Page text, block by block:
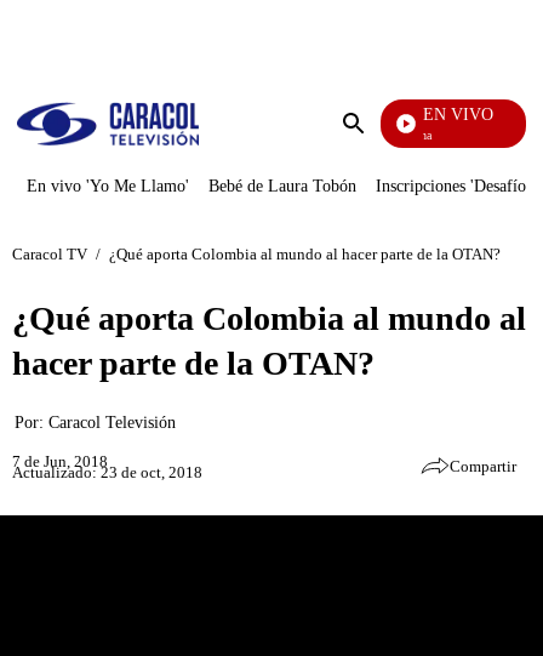
Enviar
EN VIVO
Diario De Diana
En vivo 'Yo Me Llamo' Bebé de Laura Tobón Inscripciones 'Desafío'
Caracol TV / ¿Qué aporta Colombia al mundo al hacer parte de la OTAN?
¿Qué aporta Colombia al mundo al
hacer parte de la OTAN?
Por: Caracol Televisión
7 de Jun, 2018
Actualizado: 23 de oct, 2018 Compartir